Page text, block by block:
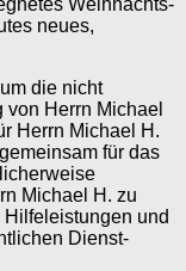
neues,
die nicht
Herrn Michael
Herrn Michael H.
für das
Michael H. zu
und
Dienst-